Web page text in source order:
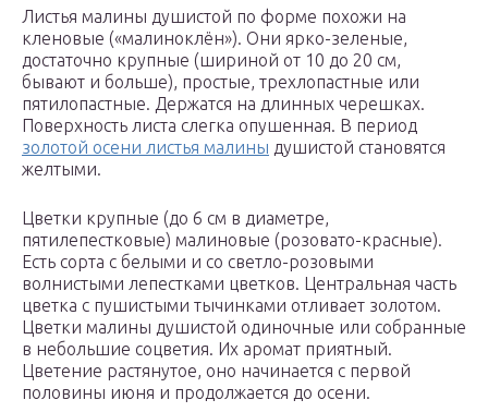
Листья малины душистой по форме похожи на
кленовые («малиноклён»). Они ярко-зеленые,
достаточно крупные (шириной от 10 до 20 см,
бывают и больше), простые, трехлопастные или
пятилопастные. Держатся на длинных черешках.
Поверхность листа слегка опушенная. В период
золотой осени листья малины душистой становятся
желтыми.
Цветки крупные (до 6 см в диаметре,
пятилепестковые) малиновые (розовато-красные).
Есть сорта с белыми и со светло-розовыми
волнистыми лепестками цветков. Центральная часть
цветка с пушистыми тычинками отливает золотом.
Цветки малины душистой одиночные или собранные
в небольшие соцветия. Их аромат приятный.
Цветение растянутое, оно начинается с первой
половины июня и продолжается до осени.